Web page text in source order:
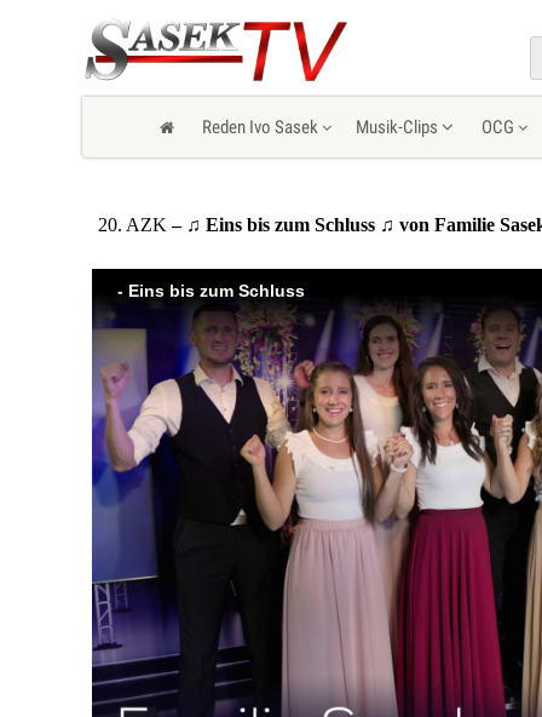
Reden Ivo Sasek Musik-Clips OCG
20. AZK – ♫ Eins bis zum Schluss ♫ von Familie
- Eins bis zum Schluss